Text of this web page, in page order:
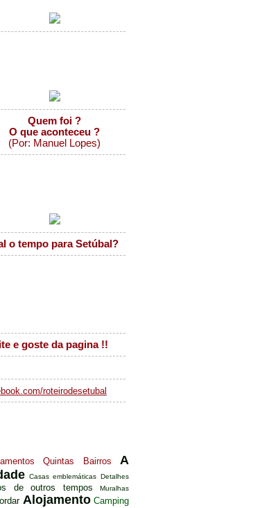
Quem foi ?
O que aconteceu ?
(Por: Manuel Lopes)
o tempo para Setúbal?
e goste da pagina !!
roteirodesetubal
Quintas Bairros
A
Casas emblemáticas Detalhes
de outros tempos Muralhas
Alojamento Camping